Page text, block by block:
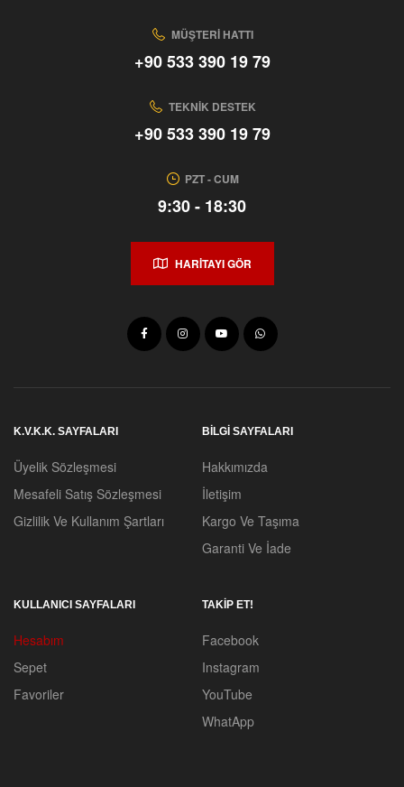
MÜŞTERI HATTI
+90 533 390 19 79
TEKNIK DESTEK
+90 533 390 19 79
PZT - CUM
9:30 - 18:30
HARİTAYI GÖR
K.V.K.K. SAYFALARI
Üyelik Sözleşmesi
Mesafeli Satış Sözleşmesi
Gizlilik Ve Kullanım Şartları
BILGI SAYFALARI
Hakkımızda
İletişim
Kargo Ve Taşıma
Garanti Ve İade
KULLANICI SAYFALARI
Hesabım
Sepet
Favoriler
TAKİP ET!
Facebook
Instagram
YouTube
WhatApp